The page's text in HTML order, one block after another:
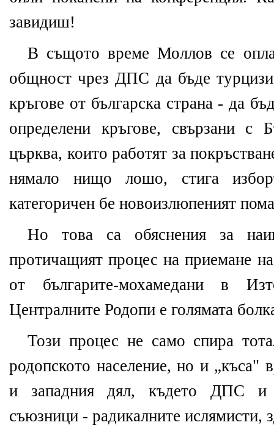
завидиш!
В същото време Моллов се
общност чрез ДПС да бъде
кръгове от българска страна - да
определени кръгове, свързани с
църква, които работят за
нямало нищо лошо, стига
категоричен бе новоизлюпеният
Но това са обяснения за
протичащият процес на приемане
от българите-мохамедани в
Централните Родопи е голямата
Този процес не само спира
родопското население, но и „къса"
и западния дял, където ДПС и
съюзници - радикалните ислямисти,